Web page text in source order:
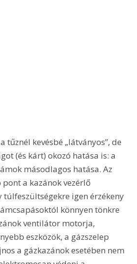
tűznél kevésbé „látványos”, de
(és kárt) okozó hatása is: a
másodlagos hatása. Az
a kazánok vezérlő
igen érzékeny
könnyen tönkre
ventilátor motorja,
eszközök, a gázszelep
a gázkazánok esetében nem